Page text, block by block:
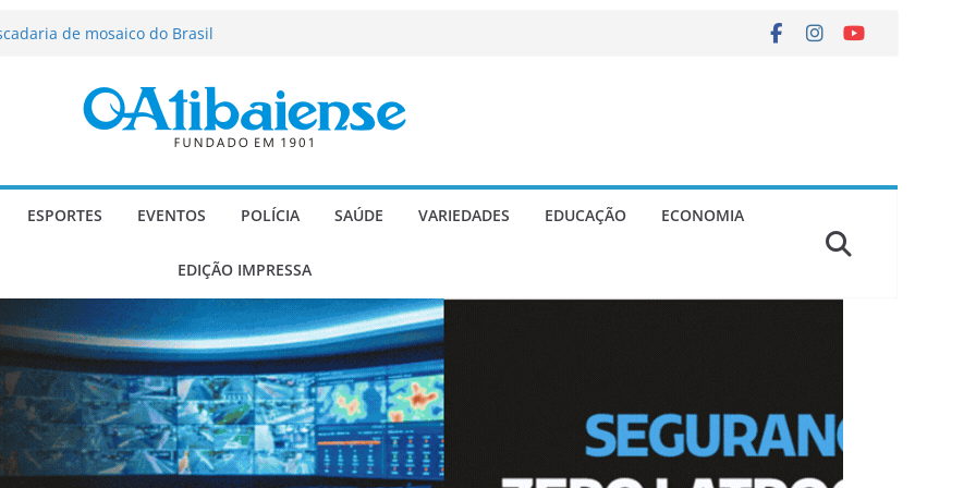
social em Atibaia
de agosto de 2026
e Morango abre programação
ESPORTES EVENTOS POLÍCIA SAÚDE VARIEDADES EDUCAÇÃO ECONOMIA
EDIÇÃO IMPRESSA